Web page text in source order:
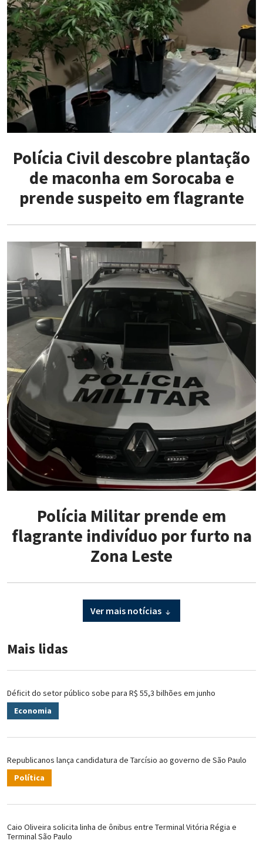
Polícia Civil descobre plantação
de maconha em Sorocaba e
prende suspeito em flagrante
Polícia Militar prende em
flagrante indivíduo por furto na
Zona Leste
Ver mais notícias
Mais lidas
Déficit do setor público sobe para R$ 55,3 bilhões em junho
Economia
Republicanos lança candidatura de Tarcísio ao governo de São Paulo
Política
Caio Oliveira solicita linha de ônibus entre Terminal Vitória Régia e
Terminal São Paulo